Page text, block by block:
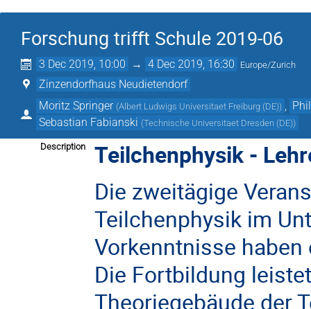
Forschung trifft Schule 2019-06
3 Dec 2019, 10:00 → 4 Dec 2019, 16:30 Europe/Zurich
Zinzendorfhaus Neudietendorf
Moritz Springer (Albert Ludwigs Universitaet Freiburg (DE))
Sebastian Fabianski (Technische Universitaet Dresden (DE))
Description
Teilchenphysik -
Die zweitägige
Teilchenphysik im
Vorkenntnisse
Die Fortbildung
Theoriegebäude der